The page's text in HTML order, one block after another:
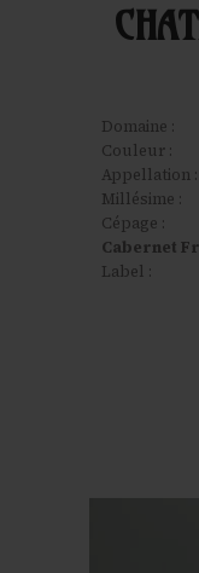
Domaine :
Couleur :
Appellation :
Millésime :
Cépage :
Cabernet
Label :